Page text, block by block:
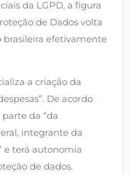
da LGPD, a figura
de Dados volta
brasileira efetivamente
a criação da
De acordo
da “da
integrante da
e terá autonomia
de dados.